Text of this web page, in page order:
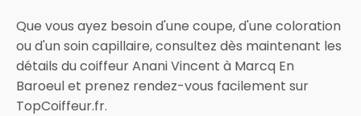
Que vous ayez besoin d'une coupe, d'une coloration
ou d'un soin capillaire, consultez dès maintenant les
détails du coiffeur Anani Vincent à Marcq En
Baroeul et prenez rendez-vous facilement sur
TopCoiffeur.fr.